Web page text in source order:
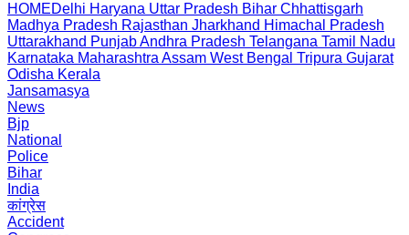
HOMEDelhi Haryana Uttar Pradesh Bihar Chhattisgarh
Madhya Pradesh Rajasthan Jharkhand Himachal Pradesh
Uttarakhand PunjabAndhra Pradesh Telangana Tamil Nadu
Karnataka Maharashtra Assam West Bengal Tripura Gujarat
Odisha Kerala
Jansamasya
News
Bjp
National
Police
Bihar
India
कांग्रेस
Accident